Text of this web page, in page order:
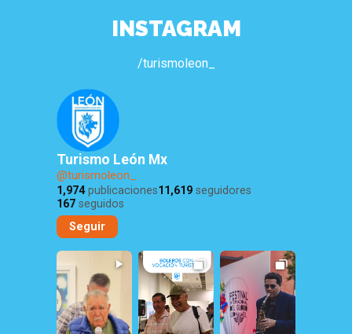
INSTAGRAM
/turismoleon_
Turismo León Mx
@turismoleon_
1,974publicaciones11,619 seguidores
167 seguidos
Seguir